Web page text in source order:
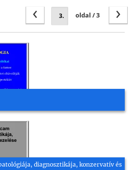
›
oldal / 3
‹
diagnosztikája, konzervatív és